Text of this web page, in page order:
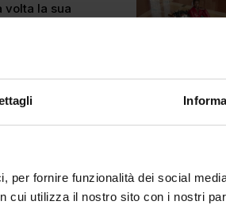
per fornire funzionalità dei social
cui utilizza il nostro sito con i nostri
volta la sua
di
fa aveva
iniziale
Pro
si
e